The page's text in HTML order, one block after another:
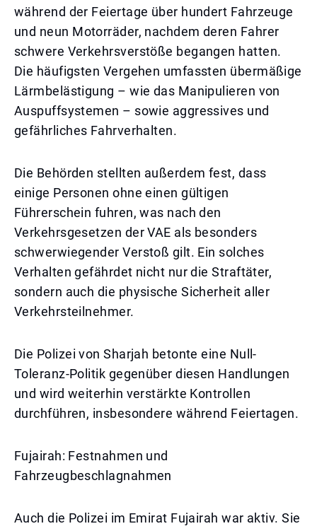
während der Feiertage über hundert Fahrzeuge
und neun Motorräder, nachdem deren Fahrer
schwere Verkehrsverstöße begangen hatten.
Die häufigsten Vergehen umfassten übermäßige
Lärmbelästigung – wie das Manipulieren von
Auspuffsystemen – sowie aggressives und
gefährliches Fahrverhalten.
Die Behörden stellten außerdem fest, dass
einige Personen ohne einen gültigen
Führerschein fuhren, was nach den
Verkehrsgesetzen der VAE als besonders
schwerwiegender Verstoß gilt. Ein solches
Verhalten gefährdet nicht nur die Straftäter,
sondern auch die physische Sicherheit aller
Verkehrsteilnehmer.
Die Polizei von Sharjah betonte eine Null-
Toleranz-Politik gegenüber diesen Handlungen
und wird weiterhin verstärkte Kontrollen
durchführen, insbesondere während Feiertagen.
Fujairah: Festnahmen und
Fahrzeugbeschlagnahmen
Auch die Polizei im Emirat Fujairah war aktiv. Sie